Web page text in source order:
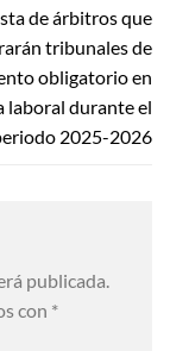
de árbitros que
tribunales de
obligatorio en
laboral durante el
2025-2026
publicada.
con *